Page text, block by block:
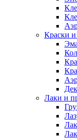
Краски
Лаки и